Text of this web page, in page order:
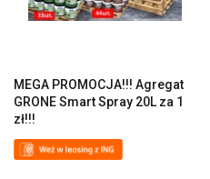
MEGA PROMOCJA!!! Agregat
GRONE Smart Spray 20L za 1
zł!!!